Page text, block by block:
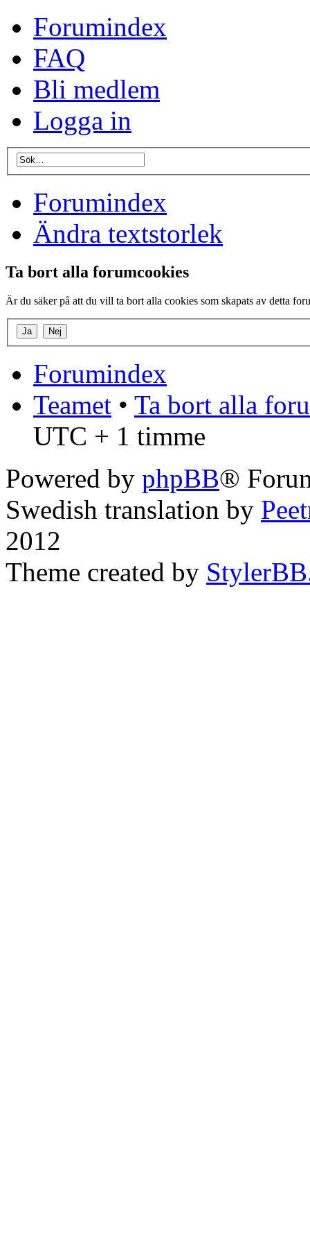
Forumindex
FAQ
Bli medlem
Logga in
Forumindex
Ändra textstorlek
Ta bort alla forumcookies
Är du säker på att du vill ta bort alla cookies som skapats av detta
Forumindex
Teamet • Ta bort alla
UTC + 1 timme
Powered by phpBB®
Swedish translation by
2012
Theme created by